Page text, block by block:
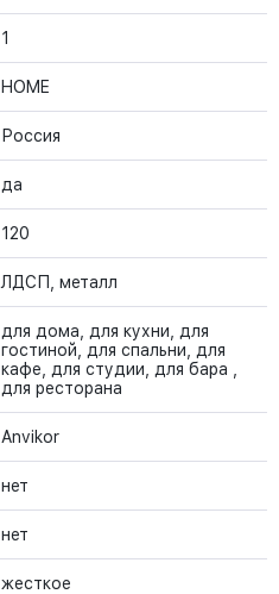
1
HOME
Россия
да
120
ЛДСП, металл
для дома, для кухни, для
гостиной, для спальни, для
кафе, для студии, для бара ,
для ресторана
Anvikor
нет
нет
жесткое